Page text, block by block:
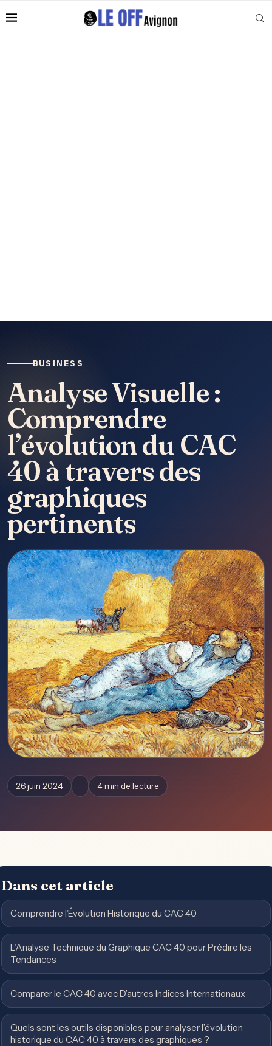
BUSINESS
Analyse Visuelle :
Comprendre
l’évolution du CAC
40 à travers des
graphiques
pertinents
26 juin 2024 4 min de lecture
Dans cet article
Comprendre l’Évolution Historique du CAC 40
L’Analyse Technique du Graphique CAC 40 pour Prédire les
Tendances
Comparer le CAC 40 avec D’autres Indices Internationaux
Quels sont les outils disponibles pour analyser l’évolution
historique du CAC 40 à travers des graphiques ?